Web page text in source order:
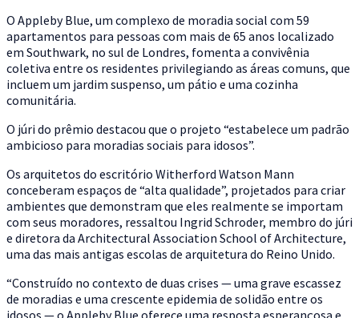
O Appleby Blue, um complexo de moradia social com 59
apartamentos para pessoas com mais de 65 anos localizado
em Southwark, no sul de Londres, fomenta a convivênia
coletiva entre os residentes privilegiando as áreas comuns, que
incluem um jardim suspenso, um pátio e uma cozinha
comunitária.
O júri do prêmio destacou que o projeto “estabelece um padrão
ambicioso para moradias sociais para idosos”.
Os arquitetos do escritório Witherford Watson Mann
conceberam espaços de “alta qualidade”, projetados para criar
ambientes que demonstram que eles realmente se importam
com seus moradores, ressaltou Ingrid Schroder, membro do júri
e diretora da Architectural Association School of Architecture,
uma das mais antigas escolas de arquitetura do Reino Unido.
“Construído no contexto de duas crises — uma grave escassez
de moradias e uma crescente epidemia de solidão entre os
idosos — o Appleby Blue oferece uma resposta esperançosa e